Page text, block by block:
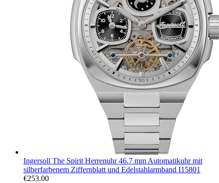
Ingersoll The Spirit Herrenuhr 46.7 mm Automatikuhr mit
silberfarbenem Ziffernblatt und Edelstahlarmband I15801
€253.00